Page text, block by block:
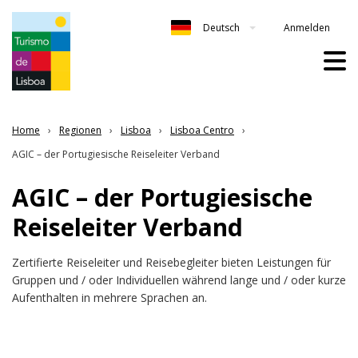
Deutsch Anmelden
Home Regionen Lisboa
Lisboa Centro
AGIC – der Portugiesische Reiseleiter Verband
AGIC – der Portugiesische
Reiseleiter Verband
Zertifierte Reiseleiter und Reisebegleiter bieten Leistungen für
Gruppen und / oder Individuellen während lange und / oder kurze
Aufenthalten in mehrere Sprachen an.